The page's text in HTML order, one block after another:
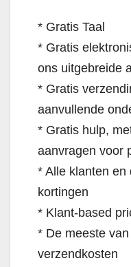
* Gratis Taal
* Gratis
ons uitgebreide
* Gratis
aanvullende
* Gratis hulp,
aanvragen voor
* Alle klanten en
kortingen
* Klant-based
* De meeste
verzendkosten